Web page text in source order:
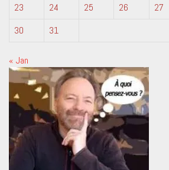
23
24 25 26 27
30
31
« Jan